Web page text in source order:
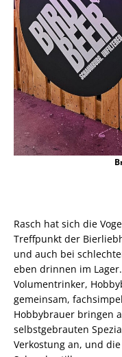
Rasch hat sich die
Treffpunkt der
und auch bei
eben drinnen im
Volumentrinker,
gemeinsam,
Hobbybrauer bringen
selbstgebrauten
Verkostung an, und